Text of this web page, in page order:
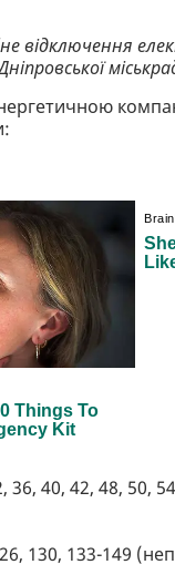
відключення
36, 40, 42, 48, 50,
130, 133-149